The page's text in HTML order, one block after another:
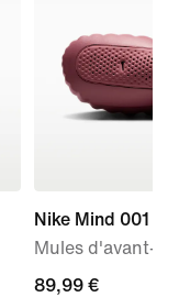
Nike Mind 001
Mules d'avant-
89,99 €
89,99 €